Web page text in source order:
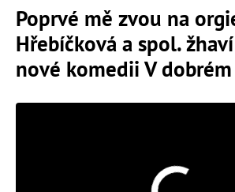
Poprvé mě zvou na
Hřebíčková a spol.
nové komedii V